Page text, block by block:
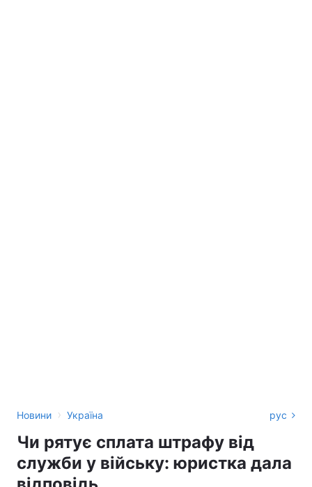
Новини › Україна рус
Чи рятує сплата штрафу від
служби у війську: юристка дала